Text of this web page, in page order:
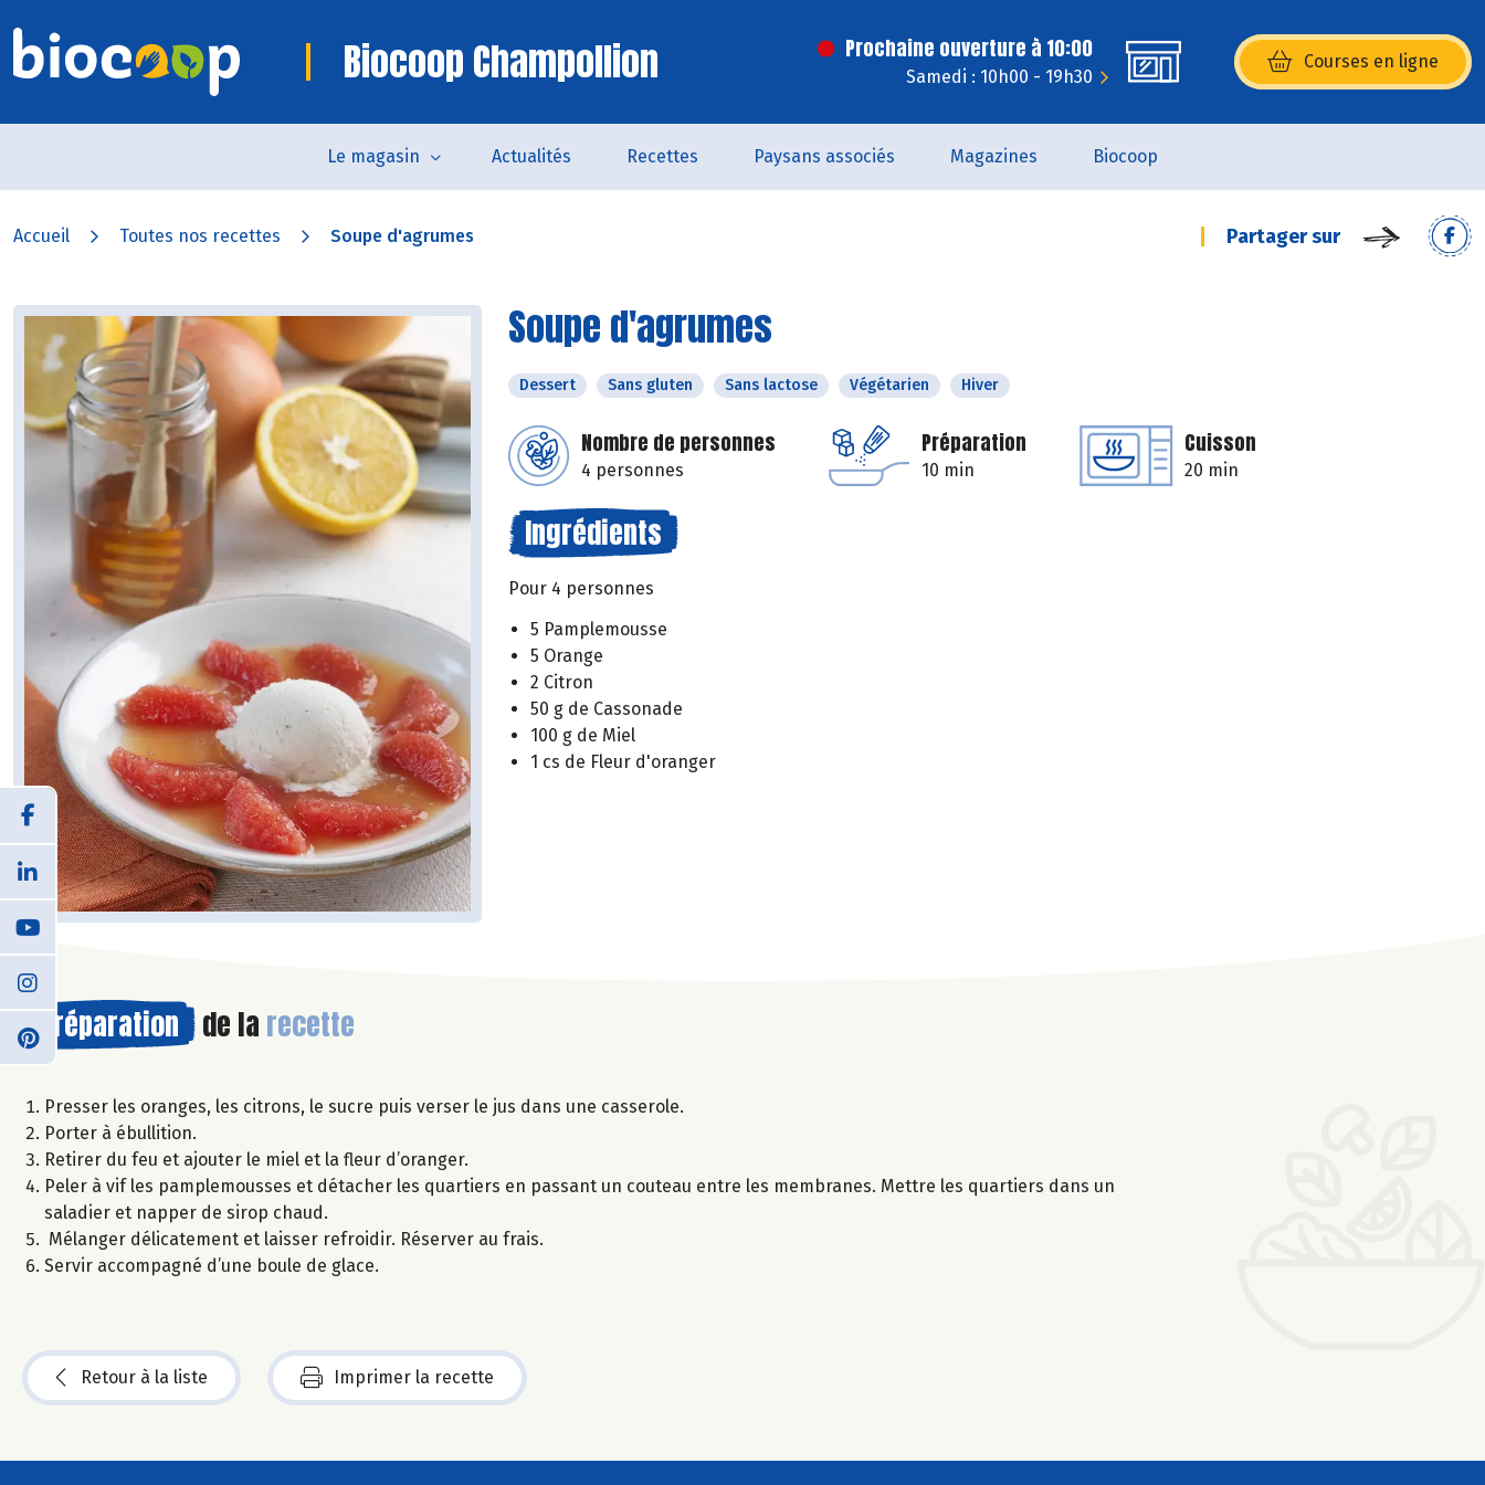
Biocoop Champollion Prochaine ouverture à 10:00
Samedi : 10h00 - 19h30
Courses en ligne
(s’ouvre dans une nouvelle
Le magasin Actualités Recettes Paysans associés Magazines Biocoop
Accueil Toutes nos recettes Soupe d'agrumes Partager sur
Soupe d'agrumes
Dessert Sans gluten Sans lactose Végétarien Hiver
Nombre de personnes
4 personnes
Préparation
10 min
Cuisson
20 min
Ingrédients
Pour 4 personnes
5 Pamplemousse
5 Orange
2 Citron
50 g de Cassonade
100 g de Miel
1 cs de Fleur d'oranger
Préparation de la recette
Presser les oranges, les citrons, le sucre puis verser le jus dans une casserole.
Porter à ébullition.
Retirer du feu et ajouter le miel et la fleur d’oranger.
Peler à vif les pamplemousses et détacher les quartiers en passant un couteau entre les membranes. Mettre les quartiers dans un
saladier et napper de sirop chaud.
Mélanger délicatement et laisser refroidir. Réserver au frais.
Servir accompagné d’une boule de glace.
Retour à la liste Imprimer la recette